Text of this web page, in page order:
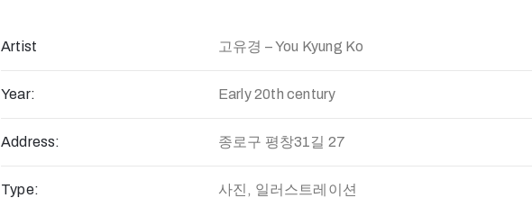
Artist 고유경 – You Kyung Ko
Year: Early 20th century
Address: 종로구 평창31길 27
Type: 사진, 일러스트레이션